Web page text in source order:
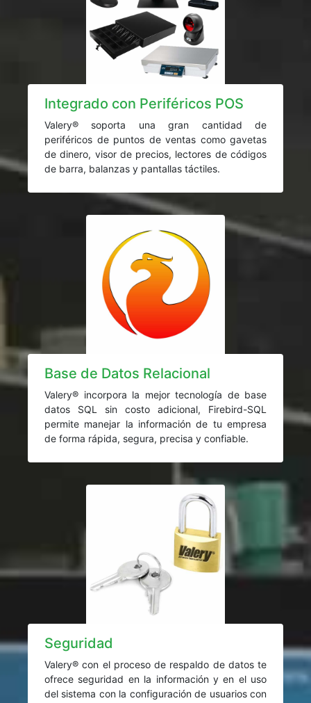
Integrado con Periféricos POS
Valery® soporta una gran cantidad de
periféricos de puntos de ventas como gavetas
de dinero, visor de precios, lectores de códigos
de barra, balanzas y pantallas táctiles.
Base de Datos Relacional
Valery® incorpora la mejor tecnología de base
datos SQL sin costo adicional, Firebird-SQL
permite manejar la información de tu empresa
de forma rápida, segura, precisa y confiable.
Seguridad
Valery® con el proceso de respaldo de datos te
ofrece seguridad en la información y en el uso
del sistema con la configuración de usuarios con